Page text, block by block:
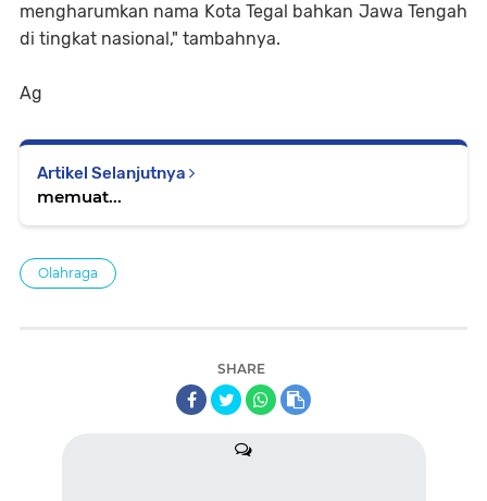
mengharumkan nama Kota Tegal bahkan Jawa Tengah
di tingkat nasional," tambahnya.
Ag
Artikel Selanjutnya
memuat...
Olahraga
SHARE